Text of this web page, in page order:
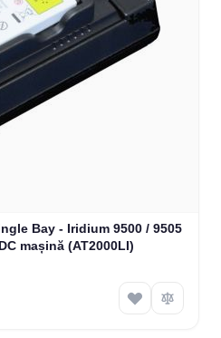
Bay - Iridium 9500 / 9505
mașină (AT2000LI)